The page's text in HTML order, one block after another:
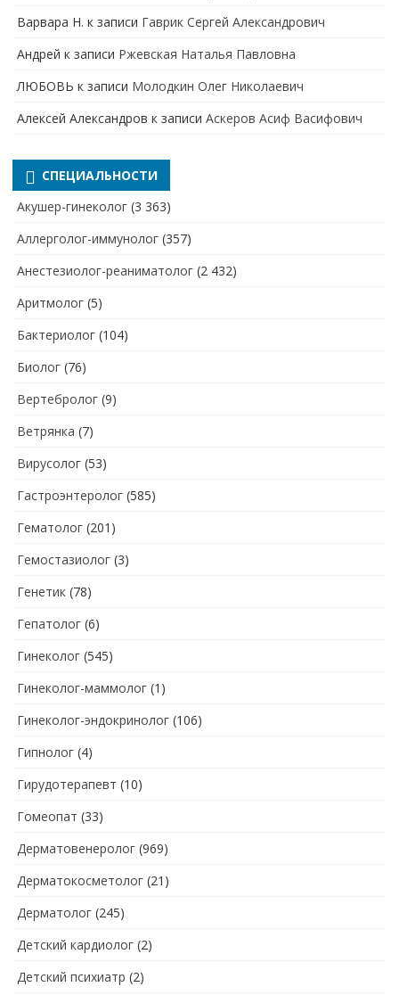
Варвара Н. к записи Гаврик Сергей Александрович
Андрей к записи Ржевская Наталья Павловна
ЛЮБОВЬ к записи Молодкин Олег Николаевич
Алексей Александров к записи Аскеров Асиф Васифович
СПЕЦИАЛЬНОСТИ
Акушер-гинеколог (3 363)
Аллерголог-иммунолог (357)
Анестезиолог-реаниматолог (2 432)
Аритмолог (5)
Бактериолог (104)
Биолог (76)
Вертебролог (9)
Ветрянка (7)
Вирусолог (53)
Гастроэнтеролог (585)
Гематолог (201)
Гемостазиолог (3)
Генетик (78)
Гепатолог (6)
Гинеколог (545)
Гинеколог-маммолог (1)
Гинеколог-эндокринолог (106)
Гипнолог (4)
Гирудотерапевт (10)
Гомеопат (33)
Дерматовенеролог (969)
Дерматокосметолог (21)
Дерматолог (245)
Детский кардиолог (2)
Детский психиатр (2)